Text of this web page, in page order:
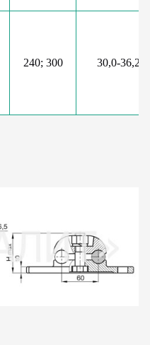
240; 300 30,0-36,2